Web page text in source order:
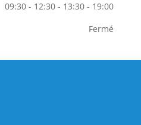
09:30 - 12:30 - 13:30 - 19:00
Fermé